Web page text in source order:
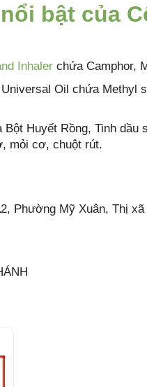
bật của
Inhalerchứa Camphor,
Oil chứa Methyl
Huyết Rồng, Tinh
mỏi cơ, chuột rút.
Phường Mỹ Xuân, Thị